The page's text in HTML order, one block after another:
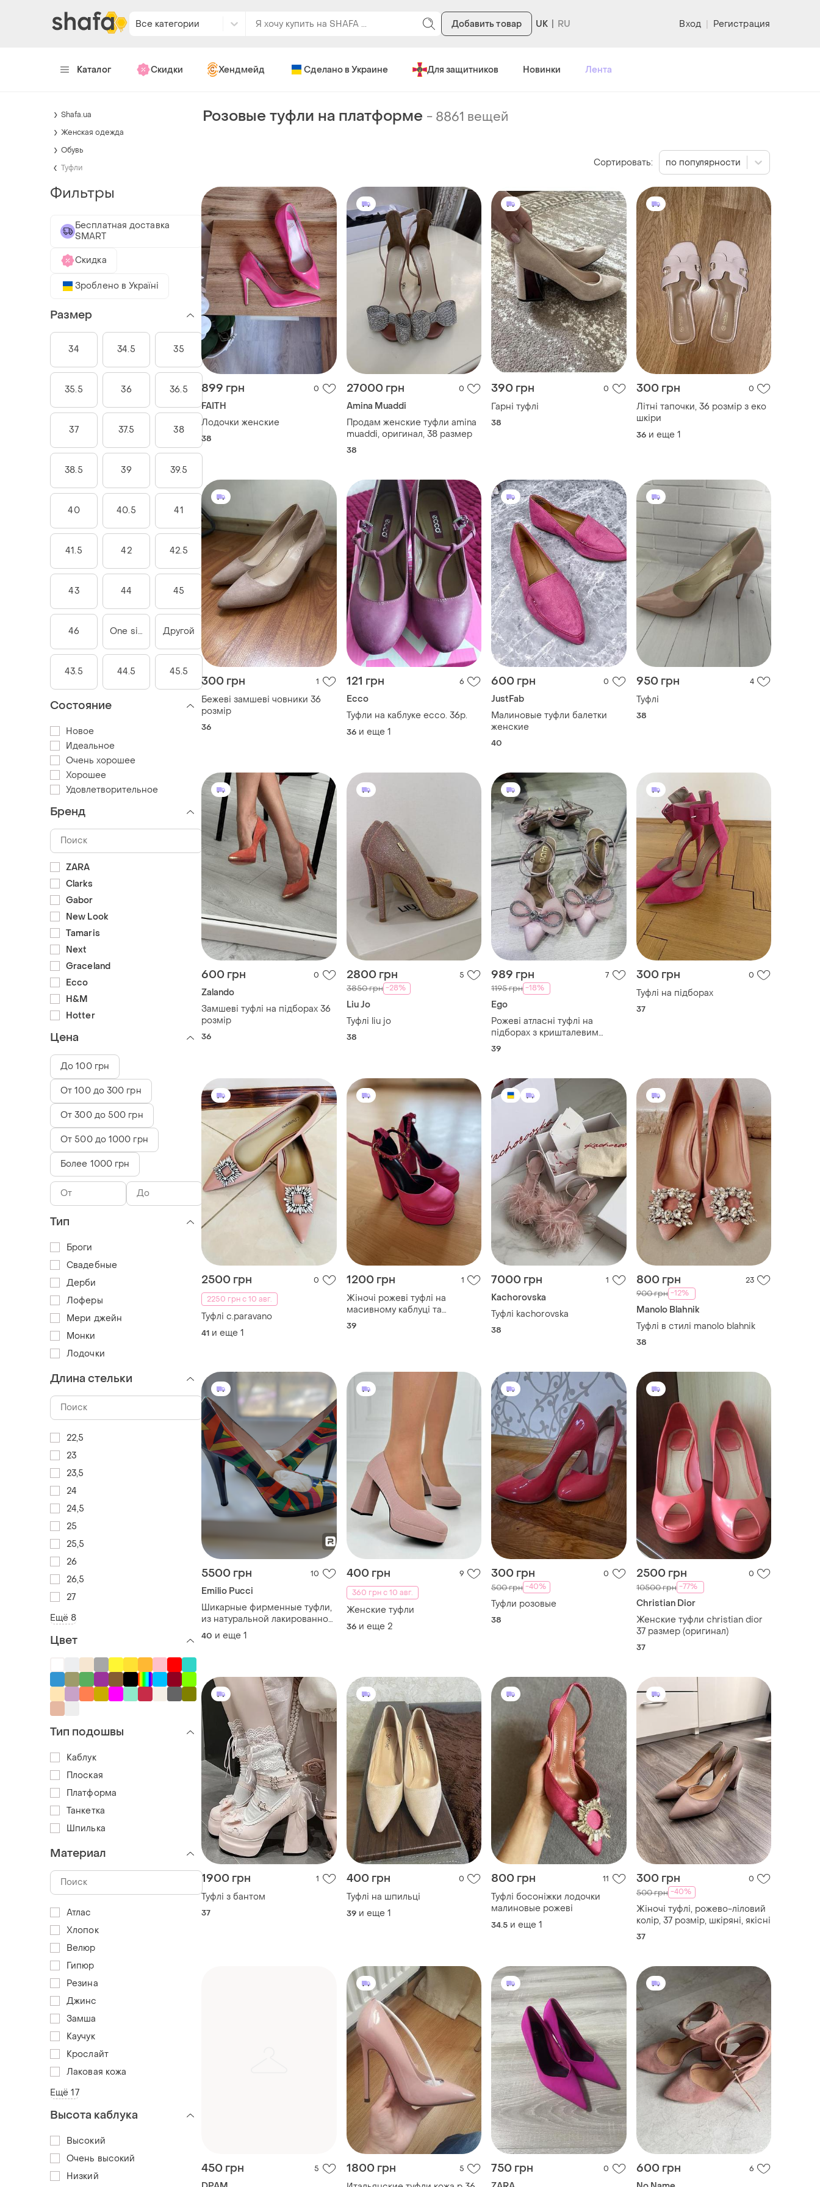
Все категории Добавить товар UK Вход | Регистрация
Каталог Скидки Хендмейд Сделано в Украине Для защитников Новинки Лента
Розовые туфли на платформе - 8861 вещей
899 грн 0
FAITH
Лодочки женские
38
27000 грн 0
Amina Muaddi
Продам женские туфли amina
muaddi, оригинал, 38 размер
38
390 грн 0
Гарні туфлі
38
300 грн 0
Літні тапочки, 36 розмір з еко
шкіри
36 и еще 1
300 грн 1
Бежеві замшеві човники 36
розмір
36
121 грн 6
Ecco
Туфли на каблуке ecco. 36р.
36 и еще 1
600 грн 0
JustFab
Малиновые туфли балетки
женские
40
950 грн 4
Туфлі
38
600 грн 0
Zalando
Замшеві туфлі на підборах 36
розмір
36
2800 грн 5
3850 грн -28%
Liu Jo
Туфлі liu jo
38
989 грн 7
1195 грн -18%
Ego
Рожеві атласні туфлі на
підборах з кришталевим
бантиком
39
300 грн 0
Туфлі на підборах
37
2500 грн
0
2250 грн с 10 авг.
Туфлі c.paravano
41 и еще 1
1200 грн 1
Жіночі рожеві туфлі на
масивному каблуці та
платформі в стилі барбі
39
7000 грн 1
Kachorovska
Туфлі kachorovska
38
800 грн 23
900 грн -12%
Manolo Blahnik
Туфлі в стилі manolo blahnik
38
5500 грн 10
Emilio Pucci
Шикарные фирменные туфли,
из натуральной лакированной
кожи emilio pucci
40 и еще 1
400 грн
9
360 грн с 10 авг.
Женские туфли
36 и еще 2
300 грн 0
500 грн -40%
Туфли розовые
38
2500 грн 0
10500 грн -77%
Christian Dior
Женские туфли christian dior
37 размер (оригинал)
37
1900 грн 1
Туфлі з бантом
37
400 грн 0
Туфлі на шпильці
39 и еще 1
800 грн 11
Туфлі босоніжки лодочки
малиновые рожеві
34.5 и еще 1
300 грн 0
500 грн -40%
Жіночі туфлі, рожево-ліловий
колір, 37 розмір, шкіряні, якісні
37
450 грн 5 1800 грн 5 750 грн 0 600 грн 6
Сортировать: по популярности
Shafa.ua
Женская одежда
Обувь
Туфли
Фильтры
Бесплатная доставка
SMART
Скидка
Зроблено в Україні
Размер
34 34.5 35
35.5 36 36.5
37 37.5 38
38.5 39 39.5
40 40.5 41
41.5 42 42.5
43 44 45
46 One size Другой
43.5 44.5 45.5
Состояние
Новое
Идеальное
Очень хорошее
Хорошее
Удовлетворительное
Бренд
ZARA
Clarks
Gabor
New Look
Tamaris
Next
Graceland
Ecco
H&M
Hotter
Цена
До 100 грн
От 100 до 300 грн
От 300 до 500 грн
От 500 до 1000 грн
Более 1000 грн
Тип
Броги
Свадебные
Дерби
Лоферы
Мери джейн
Монки
Лодочки
Длина стельки
22,5
23
23,5
24
24,5
25
25,5
26
26,5
27
Ещё 8
Цвет
Тип подошвы
Каблук
Плоская
Платформа
Танкетка
Шпилька
Материал
Атлас
Хлопок
Велюр
Гипюр
Резина
Джинс
Замша
Каучук
Крослайт
Лаковая кожа
Ещё 17
Высота каблука
Высокий
Очень высокий
Низкий